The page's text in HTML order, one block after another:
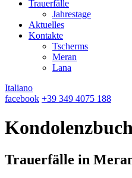
Trauerfälle
Jahrestage
Aktuelles
Kontakte
Tscherms
Meran
Lana
Italiano
facebook +39 349 4075 188
Trauerfälle in